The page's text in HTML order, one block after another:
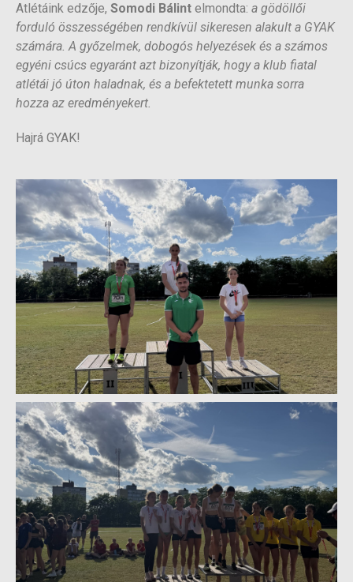
Atlétáink edzője, Somodi Bálint elmondta: a gödöllői
forduló összességében rendkívül sikeresen alakult a GYAK
számára. A győzelmek, dobogós helyezések és a számos
egyéni csúcs egyaránt azt bizonyítják, hogy a klub fiatal
atlétái jó úton haladnak, és a befektetett munka sorra
hozza az eredményekert.
Hajrá GYAK!